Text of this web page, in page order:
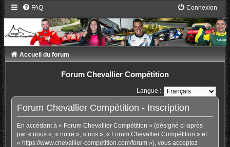
FAQ Connexion
Accueil du forum
Forum Chevallier Compétition
Langue :
Forum Chevallier Compétition - Inscription
En accédant à « Forum Chevallier Compétition » (désigné ci-après
par « nous », « notre », « nos », « Forum Chevallier Compétition » et
« https://www.chevallier-competition.com/forum »), vous acceptez